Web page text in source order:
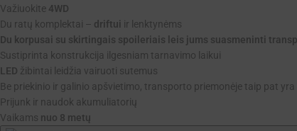
Važiuokite 4WD
Du ratų komplektai – driftui ir lenktynėms
Du korpusai su skirtingais spoileriais leis jums suasmeninti
Sustiprinta konstrukcija ilgesniam tarnavimo laikui
LED žibintai leidžia vairuoti sutemus
Be priekinio ir galinio apšvietimo, transporto priemonėje taip pat yra
Prijunk ir naudok akumuliatorių
Vaikams nuo 8 metų